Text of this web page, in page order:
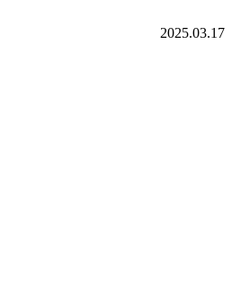
2025.03.17